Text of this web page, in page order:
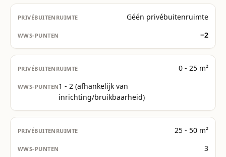
Géén privébuitenruimte
−2
0 - 25 m²
1 - 2 (afhankelijk van
inrichting/bruikbaarheid)
25 - 50 m²
3